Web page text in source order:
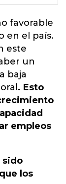
favorable
en el país.
este
un
baja
. Esto
empleos
sido
los